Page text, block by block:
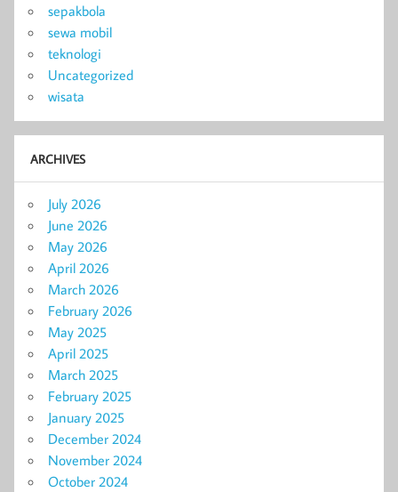
sepakbola
sewa mobil
teknologi
Uncategorized
wisata
ARCHIVES
July 2026
June 2026
May 2026
April 2026
March 2026
February 2026
May 2025
April 2025
March 2025
February 2025
January 2025
December 2024
November 2024
October 2024